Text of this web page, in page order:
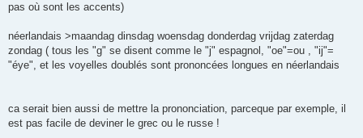
pas où sont les accents)
néerlandais >maandag dinsdag woensdag donderdag vrijdag zaterdag
zondag ( tous les "g" se disent comme le "j" espagnol, "oe"=ou , "ij"=
"éye", et les voyelles doublés sont prononcées longues en néerlandais
ca serait bien aussi de mettre la prononciation, parceque par exemple, il
est pas facile de deviner le grec ou le russe !